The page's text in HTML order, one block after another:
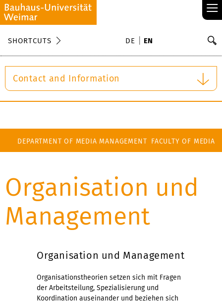
≡
SHORTCUTS DE EN
Contact and Information
DEPARTMENT OF MEDIA MANAGEMENT FACULTY OF MEDIA
Organisation und
Management
Organisation und Management
Organisationstheorien setzen sich mit Fragen
der Arbeitsteilung, Spezialisierung und
Koordination auseinander und beziehen sich